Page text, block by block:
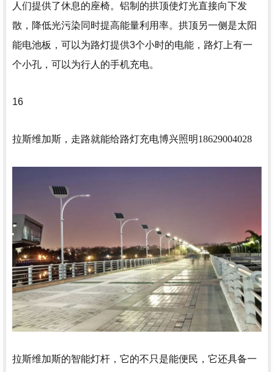
人们提供了休息的座椅。铝制的拱顶使灯光直接向下发
散，降低光污染同时提高能量利用率。拱顶另一侧是太阳
能电池板，可以为路灯提供3个小时的电能，路灯上有一
个小孔，可以为行人的手机充电。
16
拉斯维加斯，走路就能给路灯充电博兴照明18629004028
拉斯维加斯的智能灯杆，它的不只是能便民，它还具备一